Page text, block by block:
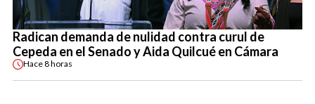
Radican demanda de nulidad contra curul de
Cepeda en el Senado y Aida Quilcué en Cámara
Hace8 horas